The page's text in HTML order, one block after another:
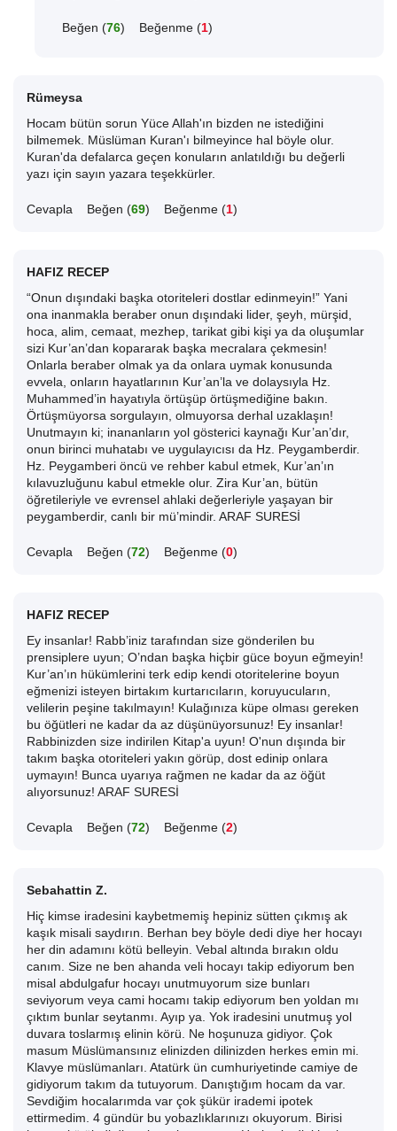
Beğen (76) Beğenme (1)
Rümeysa
Hocam bütün sorun Yüce Allah'ın bizden ne istediğini
bilmemek. Müslüman Kuran'ı bilmeyince hal böyle olur.
Kuran'da defalarca geçen konuların anlatıldığı bu değerli
yazı için sayın yazara teşekkürler.
Cevapla Beğen (69) Beğenme (1)
HAFIZ RECEP
“Onun dışındaki başka otoriteleri dostlar edinmeyin!” Yani
ona inanmakla beraber onun dışındaki lider, şeyh, mürşid,
hoca, alim, cemaat, mezhep, tarikat gibi kişi ya da oluşumlar
sizi Kur’an’dan kopararak başka mecralara çekmesin!
Onlarla beraber olmak ya da onlara uymak konusunda
evvela, onların hayatlarının Kur’an’la ve dolaysıyla Hz.
Muhammed’in hayatıyla örtüşüp örtüşmediğine bakın.
Örtüşmüyorsa sorgulayın, olmuyorsa derhal uzaklaşın!
Unutmayın ki; inananların yol gösterici kaynağı Kur’an’dır,
onun birinci muhatabı ve uygulayıcısı da Hz. Peygamberdir.
Hz. Peygamberi öncü ve rehber kabul etmek, Kur’an’ın
kılavuzluğunu kabul etmekle olur. Zira Kur’an, bütün
öğretileriyle ve evrensel ahlaki değerleriyle yaşayan bir
peygamberdir, canlı bir mü’mindir. ARAF SURESİ
Cevapla Beğen (72) Beğenme (0)
HAFIZ RECEP
Ey insanlar! Rabb’iniz tarafından size gönderilen bu
prensiplere uyun; O’ndan başka hiçbir güce boyun eğmeyin!
Kur’an’ın hükümlerini terk edip kendi otoritelerine boyun
eğmenizi isteyen birtakım kurtarıcıların, koruyucuların,
velilerin peşine takılmayın! Kulağınıza küpe olması gereken
bu öğütleri ne kadar da az düşünüyorsunuz! Ey insanlar!
Rabbinizden size indirilen Kitap'a uyun! O'nun dışında bir
takım başka otoriteleri yakın görüp, dost edinip onlara
uymayın! Bunca uyarıya rağmen ne kadar da az öğüt
alıyorsunuz! ARAF SURESİ
Cevapla Beğen (72) Beğenme (2)
Sebahattin Z.
Hiç kimse iradesini kaybetmemiş hepiniz sütten çıkmış ak
kaşık misali saydırın. Berhan bey böyle dedi diye her hocayı
her din adamını kötü belleyin. Vebal altında bırakın oldu
canım. Size ne ben ahanda veli hocayı takip ediyorum ben
misal abdulgafur hocayı unutmuyorum size bunları
seviyorum veya cami hocamı takip ediyorum ben yoldan mı
çıktım bunlar seytanmı. Ayıp ya. Yok iradesini unutmuş yol
duvara toslarmış elinin körü. Ne hoşunuza gidiyor. Çok
masum Müslümansınız elinizden dilinizden herkes emin mi.
Klavye müslümanları. Atatürk ün cumhuriyetinde camiye de
gidiyorum takım da tutuyorum. Danıştığım hocam da var.
Sevdiğim hocalarımda var çok şükür irademi ipotek
ettirmedim. 4 gündür bu yobazlıklarınızı okuyorum. Birisi